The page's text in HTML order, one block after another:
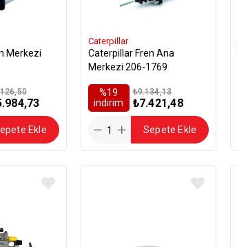
Merkezi
Ekle
Caterpillar
Caterpillar Fren Ana
Merkezi 206-1769
%19
i̇ndirim
₺7.421,48
₺9.134,13
Sepete Ekle